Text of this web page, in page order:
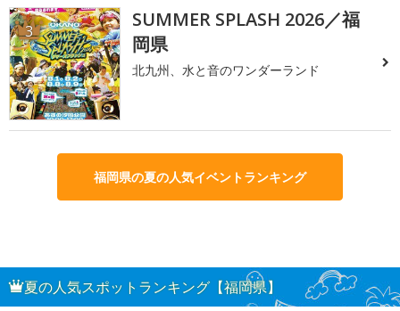
3
SUMMER SPLASH 2026／福
岡県
北九州、水と音のワンダーランド
福岡県の夏の人気イベントランキング
夏の人気スポットランキング【福岡県】